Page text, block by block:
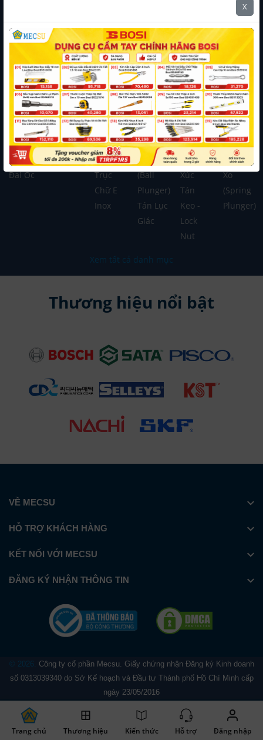
Trang chủ Thương hiệu Kiến thức Hỗ trợ Đăng nhập
Mua Hàng Theo Danh Mục
Mua Hàng Theo Thương Hiệu
Bulong
Mạ Đặc
Biệt 8.8
Bulong
Pake
Tán -
Đai Ốc
Lông
Đền
Phe Gài
Tán
Hàn -
Weldnut
Lông
Đền
Răng
Phe Gài
Trục
Phe Gài
Trục
Chữ E
Inox
Lông
Đền
Phẳng
Đen
Vít Bi
Nhún
(Ball
Plunger)
Tán Lục
Giác
Tán
Keo
Inox
Lông
Đền
Tiếp
Xúc
Tán
Keo -
Lock
Nut
Vít Tự
Khoan
Ty Ren
-
Guzong
Vít Lò
Xo
(Spring
Plunger)
Xem tất cả danh mục
Thương hiệu nổi bật
VỀ MECSU
HỖ TRỢ KHÁCH HÀNG
KẾT NỐI VỚI MECSU
ĐĂNG KÝ NHẬN THÔNG TIN
© 2026. Công ty cổ phần Mecsu. Giấy chứng nhận Đăng ký Kinh doanh
số 0313039340 do Sở Kế hoạch và Đầu tư Thành phố Hồ Chí Minh cấp
ngày 23/05/2016
X